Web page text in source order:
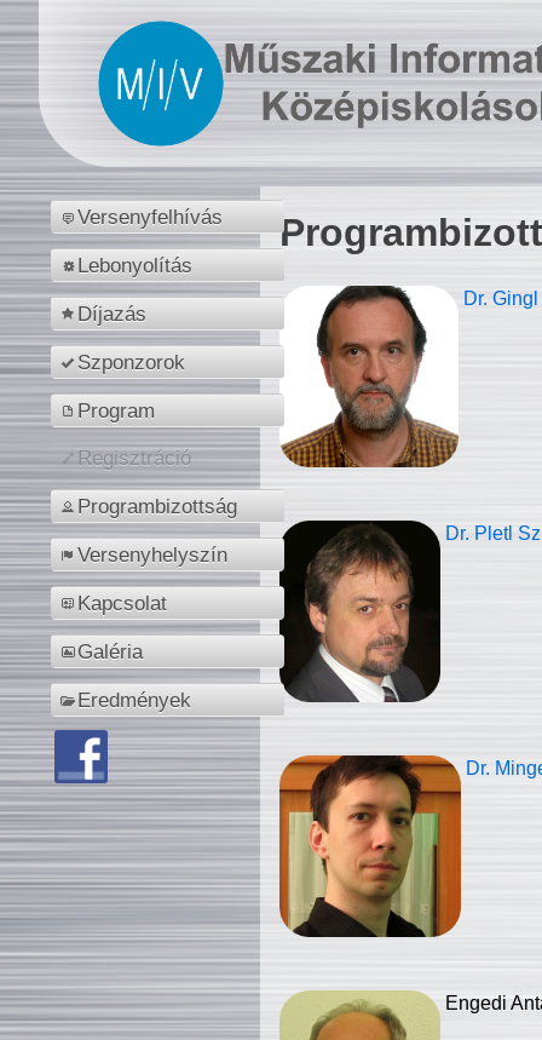
Versenyfelhívás
Lebonyolítás
Díjazás
Szponzorok
Program
Regisztráció
Programbizottság
Versenyhelyszín
Kapcsolat
Galéria
Eredmények
Dr.
Dr. Pletl
Dr.
Engedi